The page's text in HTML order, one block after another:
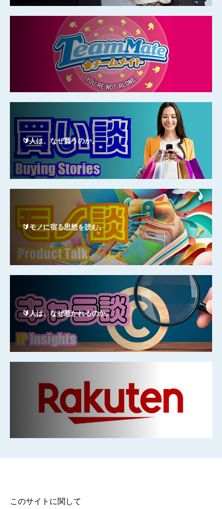
🔰人は、なぜ買うのか。
🔰モノに宿る思想を読む。
🔰人は、なぜ惹かれるのか。
このサイトに関して